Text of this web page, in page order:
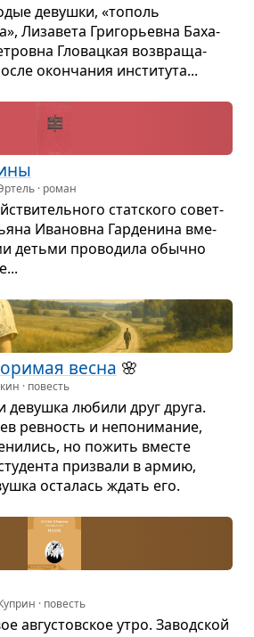
девушки, «тополь
Лиза­вета Гри­го­рьевна Баха­
Гло­вац­кая воз­вра­ща­
окон­ча­ния инсти­тута...
· роман
стат­ского совет­
Ива­новна Гар­де­нина вме­
детьми про­во­дила обычно
весна 🌸
· повесть
девушка любили друг друга.
рев­ность и непо­ни­ма­ние,
но пожить вме­сте
при­звали в армию,
оста­лась ждать его.
· повесть
авгу­стов­ское утро. Завод­ской